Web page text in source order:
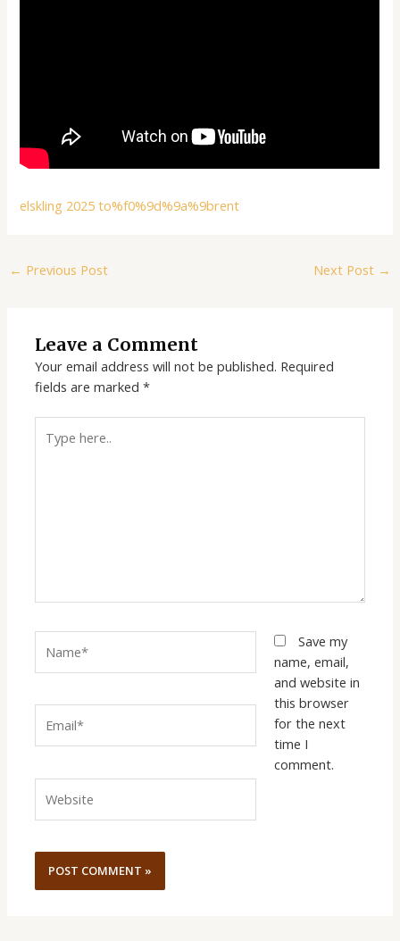
elskling 2025 to%f0%9d%9a%9brent
← Previous Post Next Post →
Leave a Comment
Your email address will not be published. Required
fields are marked*
here..
Save my
name, email,
and website in
this browser
for the next
time I
comment.